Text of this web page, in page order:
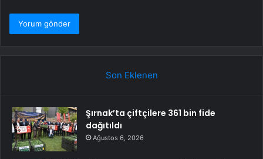
Son Eklenen
Şırnak’ta çiftçilere 361 bin fide
dağıtıldı
Ağustos 6, 2026